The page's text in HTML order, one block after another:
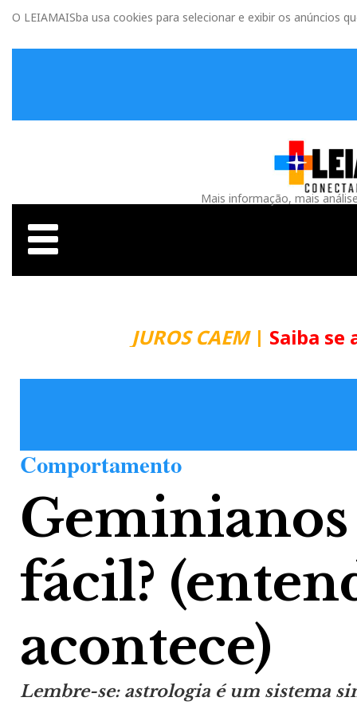
O LEIAMAISba usa cookies para selecionar e exibir os anúncios
Mais informação, mais
JUROS CAEM| Saiba se
Comportamento
fácil?
acontece)
Lembre-se: astrologia é um sistema